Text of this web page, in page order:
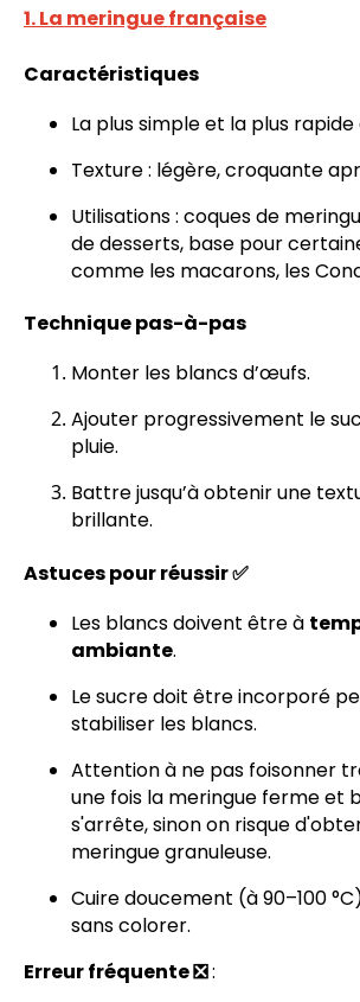
1. La meringue française
Caractéristiques
La plus simple et la plus rapide
Texture : légère, croquante
Utilisations : coques de
de desserts, base pour
comme les macarons, les
Technique pas-à-pas
Monter les blancs d’œufs.
Ajouter progressivement le
pluie.
Battre jusqu’à obtenir une
brillante.
Astuces pour réussir ✅
Les blancs doivent être à
ambiante.
Le sucre doit être incorporé
stabiliser les blancs.
Attention à ne pas foisonner
une fois la meringue ferme et
s'arrête, sinon on risque
meringue granuleuse.
Cuire doucement (à 90–100
sans colorer.
Erreur fréquente ❎: